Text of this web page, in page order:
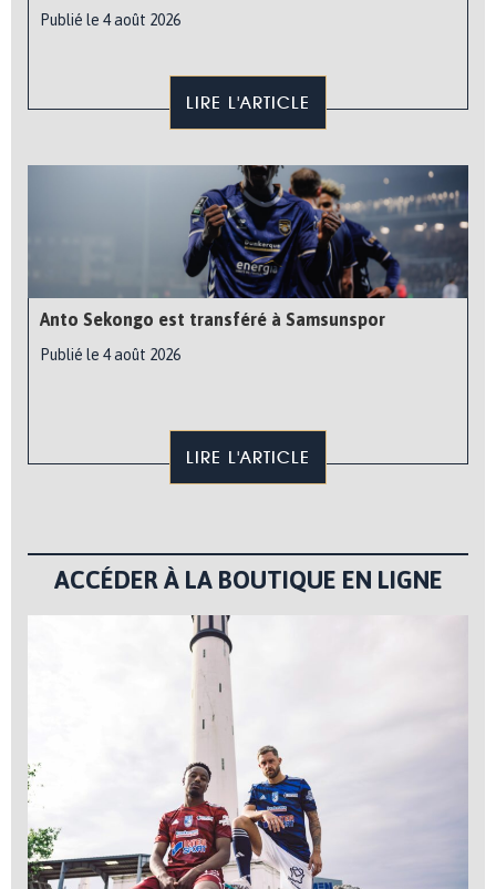
Publié le 4 août 2026
LIRE L'ARTICLE
Anto Sekongo est transféré à Samsunspor
Publié le 4 août 2026
LIRE L'ARTICLE
ACCÉDER À LA BOUTIQUE EN LIGNE